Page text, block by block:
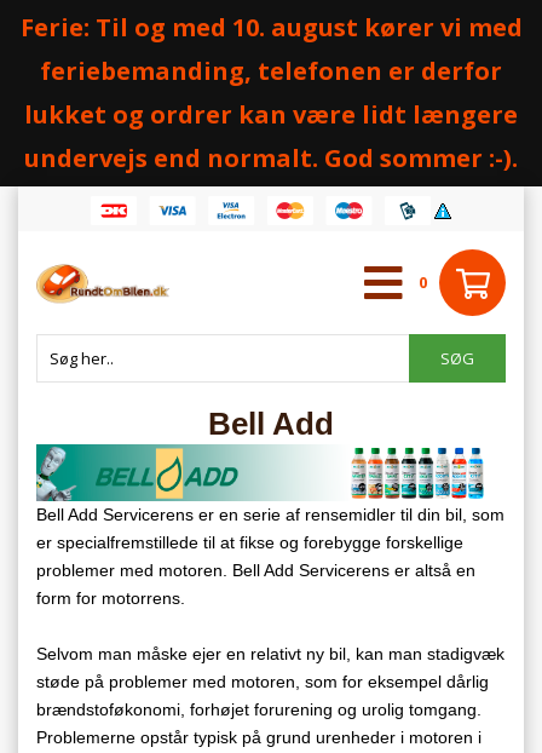
Ferie: Til og med 10. august kører vi med
feriebemanding, telefonen er derfor
lukket og ordrer kan være lidt længere
undervejs end normalt. God sommer :-).
0
Bell Add
Bell Add Servicerens er en serie af rensemidler til din bil, som
er specialfremstillede til at fikse og forebygge forskellige
problemer med motoren. Bell Add Servicerens er altså en
form for motorrens.
Selvom man måske ejer en relativt ny bil, kan man stadigvæk
støde på problemer med motoren, som for eksempel dårlig
brændstoføkonomi, forhøjet forurening og urolig tomgang.
Problemerne opstår typisk på grund urenheder i motoren i